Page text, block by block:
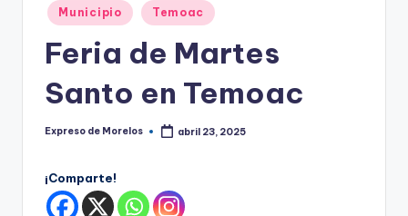
el
Publicado
en
Municipio Temoac
Feria de Martes
Santo en Temoac
Publicado
Expreso de Morelos abril 23, 2025
¡Comparte!